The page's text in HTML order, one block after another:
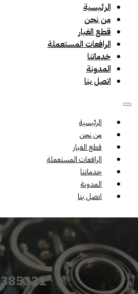
الرئيسية
من نحن
قطع الغيار
الرافعات المستعملة
خدماتنا
المدونة
اتصل بنا
الرئيسية
من نحن
قطع الغيار
الرافعات المستعملة
خدماتنا
المدونة
اتصل بنا
385321